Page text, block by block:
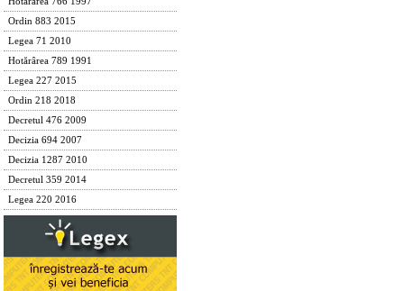
Ordin 883 2015
Legea 71 2010
Hotărârea 789 1991
Legea 227 2015
Ordin 218 2018
Decretul 476 2009
Decizia 694 2007
Decizia 1287 2010
Decretul 359 2014
Legea 220 2016